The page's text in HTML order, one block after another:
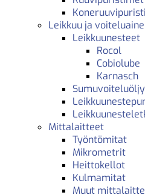
Leikkuu ja
Leikkuunesteet
Rocol
Cobiolube
Karnasch
Mittalaitteet
Työntömitat
Mikrometrit
Heittokellot
Kulmamitat
Muut